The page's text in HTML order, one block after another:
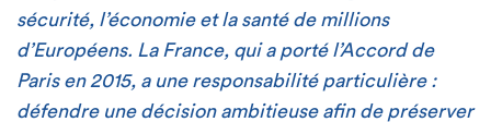
sécurité, l’économie et la santé de millions
d’Européens. La France, qui a porté l’Accord de
Paris en 2015, a une responsabilité particulière :
défendre une décision ambitieuse afin de préserver